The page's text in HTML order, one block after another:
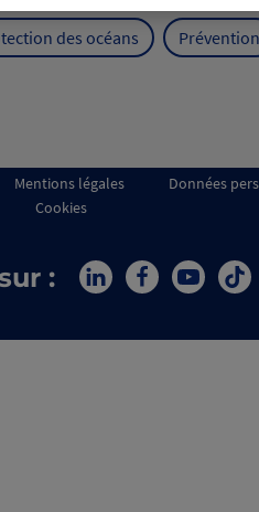
des océans Prévention
Mentions légales Données
Cookies
: